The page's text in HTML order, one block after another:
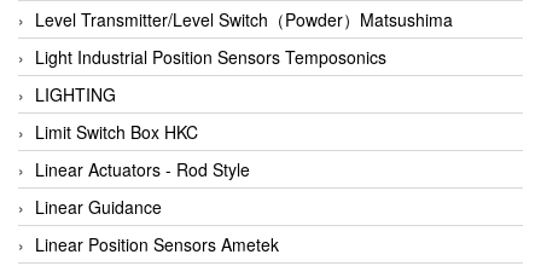
Autec
Auto Flow
Automatic valve
Aventics
Avproglobal
Axiomtek
AZBIL
Level Transmitter/Level Switch（Powder）Matsushima
Light Industrial Position Sensors Temposonics
LIGHTING
Limit Switch Box HKC
Linear Actuators - Rod Style
Linear Guidance
Linear Position Sensors Ametek